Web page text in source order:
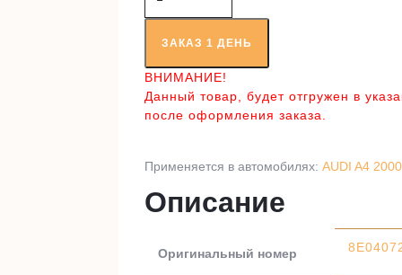
товара
Приводной
валЗАКАЗ 1 ДЕНЬ
ВНИМАНИЕ!
Данный товар, будет отгружен в
после оформления заказа.
Применяется в автомобилях: AUDI A4
Описание
Оригинальный номер